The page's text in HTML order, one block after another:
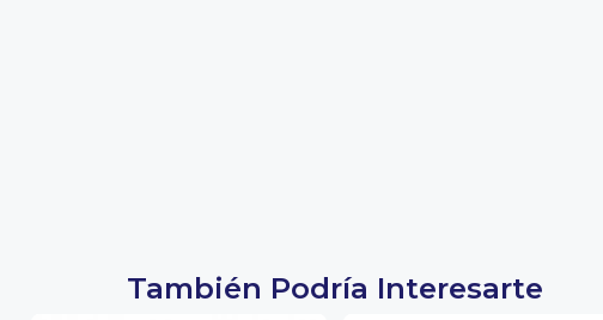
También Podría Interesarte